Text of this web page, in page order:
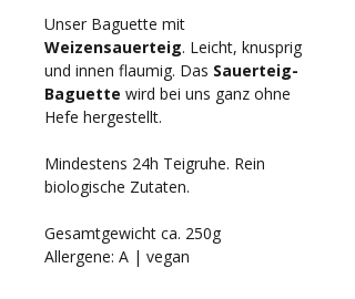
Unser Baguette mit
Weizensauerteig. Leicht, knusprig
und innen flaumig. Das Sauerteig-
Baguette wird bei uns ganz ohne
Hefe hergestellt.
Mindestens 24h Teigruhe. Rein
biologische Zutaten.
Gesamtgewicht ca. 250g
Allergene: A | vegan